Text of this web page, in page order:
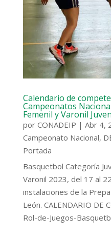
Calendario de
Campeonatos
Femenil y Varonil
por CONADEIP | Abr 4,
Campeonato Nacional,
Portada
Basquetbol Categoría
Varonil 2023, del 17 al
instalaciones de la
León. CALENDARIO DE
Rol-de-Juegos-